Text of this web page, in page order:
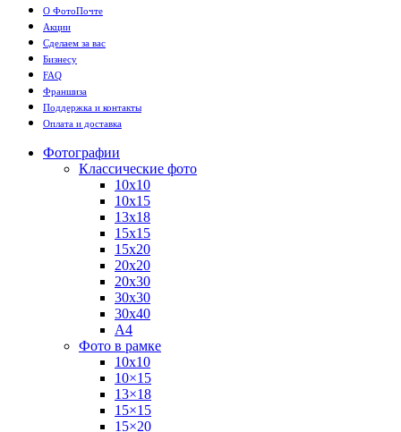
О ФотоПочте
Акции
Сделаем за вас
Бизнесу
FAQ
Франшиза
Поддержка и контакты
Оплата и доставка
Фотографии
Классические фото
10х10
10х15
13х18
15х15
15х20
20х20
20х30
30х30
30х40
А4
Фото в рамке
10х10
10×15
13×18
15×15
15×20